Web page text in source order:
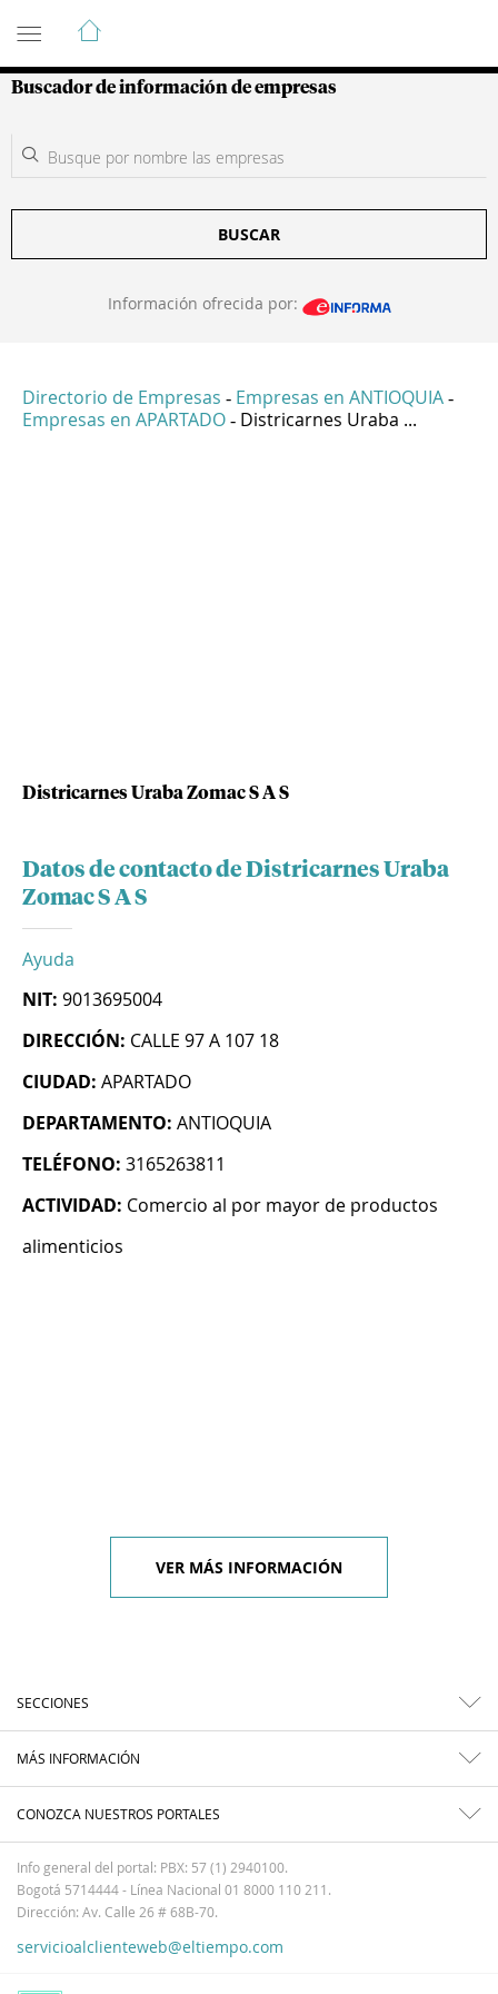
Guía de Empresas Colombianas
Buscador de información de empresas
BUSCAR
Información ofrecida por:
Directorio de Empresas - Empresas en ANTIOQUIA -
Empresas en APARTADO - Districarnes Uraba ...
Districarnes Uraba Zomac S A S
Datos de contacto de Districarnes Uraba
Zomac S A S
Ayuda
NIT: 9013695004
DIRECCIÓN: CALLE 97 A 107 18
CIUDAD: APARTADO
DEPARTAMENTO: ANTIOQUIA
TELÉFONO: 3165263811
ACTIVIDAD: Comercio al por mayor de productos
alimenticios
VER MÁS INFORMACIÓN
SECCIONES
MÁS INFORMACIÓN
CONOZCA NUESTROS PORTALES
Info general del portal: PBX: 57 (1) 2940100.
Bogotá 5714444 - Línea Nacional 01 8000 110 211.
Dirección: Av. Calle 26 # 68B-70.
servicioalclienteweb@eltiempo.com